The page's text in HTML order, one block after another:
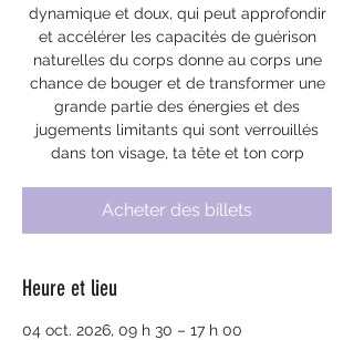
dynamique et doux, qui peut approfondir
et accélérer les capacités de guérison
naturelles du corps donne au corps une
chance de bouger et de transformer une
grande partie des énergies et des
jugements limitants qui sont verrouillés
dans ton visage, ta tête et ton corp
Acheter des billets
Heure et lieu
04 oct. 2026, 09 h 30 – 17 h 00